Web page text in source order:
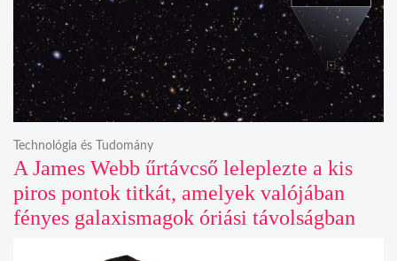
A James Webb űrtávcső leleplezte a kis
piros pontok titkát, amelyek valójában
fényes galaxismagok óriási távolságban
Technológia és Tudomány